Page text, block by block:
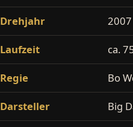
Drehjahr 2007
Laufzeit ca.
Regie Bo
Darsteller Big